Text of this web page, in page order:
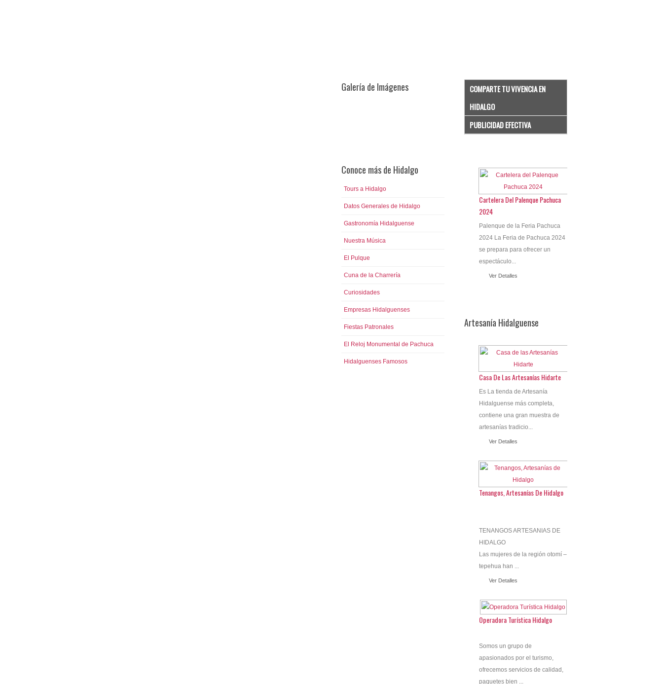
Galería de Imágenes
Conoce más de Hidalgo
Tours a Hidalgo
Datos Generales de Hidalgo
Gastronomía Hidalguense
Nuestra Música
El Pulque
Cuna de la Charrería
Curiosidades
Empresas Hidalguenses
Fiestas Patronales
El Reloj Monumental de Pachuca
Hidalguenses Famosos
COMPARTE TU VIVENCIA EN
HIDALGO
PUBLICIDAD EFECTIVA
Cartelera Del Palenque Pachuca
2024
Palenque de la Feria Pachuca
2024 La Feria de Pachuca 2024
se prepara para ofrecer un
espectáculo...
Ver Detalles
Artesanía Hidalguense
Casa De Las Artesanías Hidarte
Es La tienda de Artesanía
Hidalguense más completa,
contiene una gran muestra de
artesanías tradicio...
Ver Detalles
Tenangos, Artesanías De Hidalgo
TENANGOS ARTESANIAS DE
HIDALGO
Las mujeres de la región otomí –
tepehua han ...
Ver Detalles
Operadora Turística Hidalgo
Somos un grupo de
apasionados por el turismo,
ofrecemos servicios de calidad,
paquetes bien ...